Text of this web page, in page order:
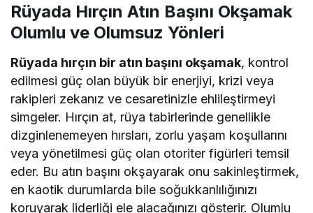
Rüyada Hırçın Atın Başını Okşamak
Olumlu ve Olumsuz Yönleri
Rüyada hırçın bir atın başını okşamak, kontrol
edilmesi güç olan büyük bir enerjiyi, krizi veya
rakipleri zekanız ve cesaretinizle ehlileştirmeyi
simgeler. Hırçın at, rüya tabirlerinde genellikle
dizginlenemeyen hırsları, zorlu yaşam koşullarını
veya yönetilmesi güç olan otoriter figürleri temsil
eder. Bu atın başını okşayarak onu sakinleştirmek,
en kaotik durumlarda bile soğukkanlılığınızı
koruyarak liderliği ele alacağınızı gösterir. Olumlu